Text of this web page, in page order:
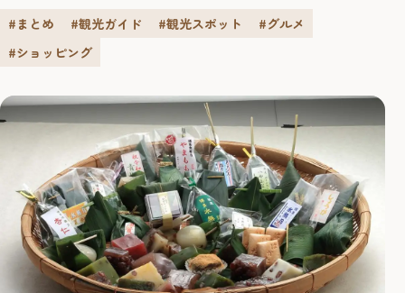
遂げています。 昭和の香り漂う路地裏には、店主の人柄と
こだわりの詰まった専門店やカフェが点在。世代を問わず
う。 猫好き、アート好きに...
#まとめ #観光ガイド #観光スポット
#グルメ
#ショッピング